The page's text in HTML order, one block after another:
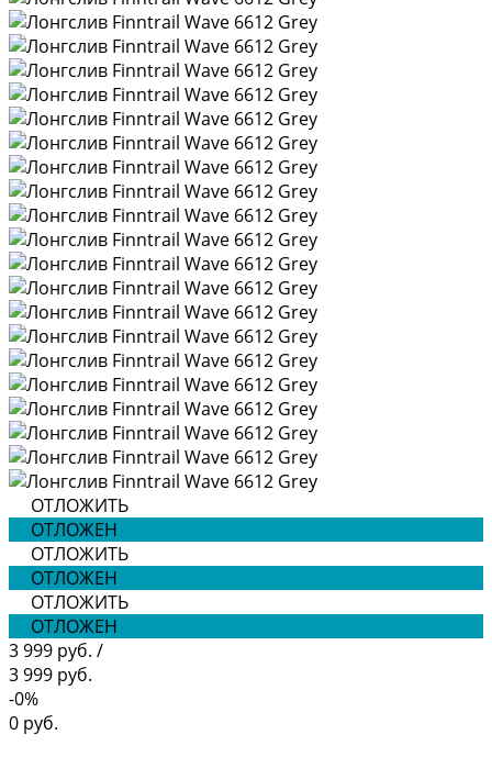
ОТЛОЖИТЬ
ОТЛОЖЕН
ОТЛОЖИТЬ
ОТЛОЖЕН
ОТЛОЖИТЬ
ОТЛОЖЕН
3 999 руб. /
3 999 руб.
-0%
0 руб.